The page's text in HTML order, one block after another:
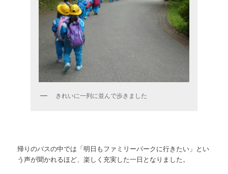
きれいに一列に並んで歩きました
帰りのバスの中では「明日もファミリーパークに行きたい」とい
う声が聞かれるほど、楽しく充実した一日となりました。